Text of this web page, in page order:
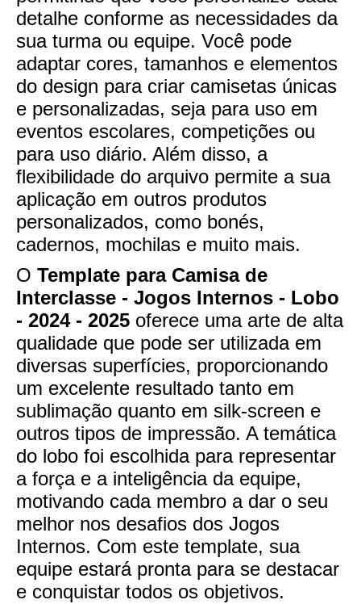
detalhe conforme as necessidades da
sua turma ou equipe. Você pode
adaptar cores, tamanhos e elementos
do design para criar camisetas únicas
e personalizadas, seja para uso em
eventos escolares, competições ou
para uso diário. Além disso, a
flexibilidade do arquivo permite a sua
aplicação em outros produtos
personalizados, como bonés,
cadernos, mochilas e muito mais.
O Template para Camisa de
Interclasse - Jogos Internos - Lobo
- 2024 - 2025 oferece uma arte de alta
qualidade que pode ser utilizada em
diversas superfícies, proporcionando
um excelente resultado tanto em
sublimação quanto em silk-screen e
outros tipos de impressão. A temática
do lobo foi escolhida para representar
a força e a inteligência da equipe,
motivando cada membro a dar o seu
melhor nos desafios dos Jogos
Internos. Com este template, sua
equipe estará pronta para se destacar
e conquistar todos os objetivos.